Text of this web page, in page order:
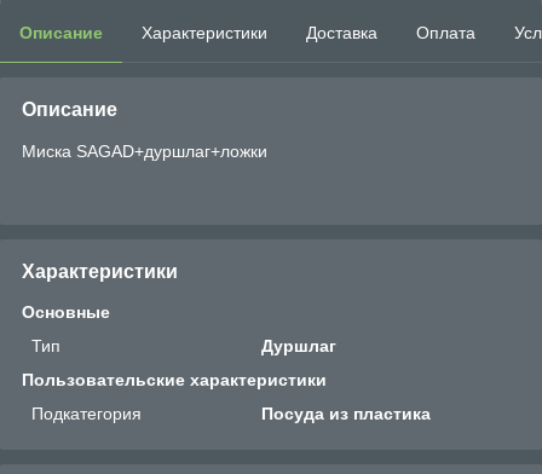
Описание Характеристики Доставка Оплата
Описание
Миска SAGAD+дуршлаг+ложки
Характеристики
Основные
Тип
Дуршлаг
Пользовательские характеристики
Подкатегория
Посуда из пластика